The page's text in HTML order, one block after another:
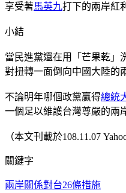
享受著馬英九打下的兩岸紅
小結
當民進黨還在用「芒果乾」
對扭轉一面倒向中國大陸的
不論明年哪個政黨贏得總統
一個足以維護台灣尊嚴的兩
（本文刊載於108.11.07
關鍵字
兩岸關係對台26條措施